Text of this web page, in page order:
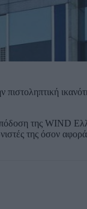
της WIND
της όσον